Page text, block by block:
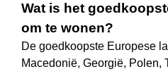
Wat is het
om te wonen?
De goedkoopste Europese
Macedonië, Georgië, Polen,